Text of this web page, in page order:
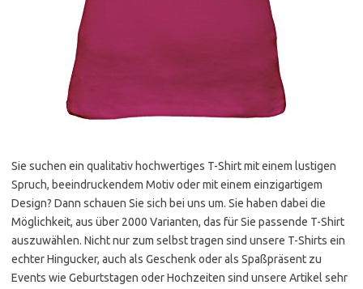
Sie suchen ein qualitativ hochwertiges T-Shirt mit einem lustigen
Spruch, beeindruckendem Motiv oder mit einem einzigartigem
Design? Dann schauen Sie sich bei uns um. Sie haben dabei die
Möglichkeit, aus über 2000 Varianten, das für Sie passende T-Shirt
auszuwählen. Nicht nur zum selbst tragen sind unsere T-Shirts ein
echter Hingucker, auch als Geschenk oder als Spaßpräsent zu
Events wie Geburtstagen oder Hochzeiten sind unsere Artikel sehr